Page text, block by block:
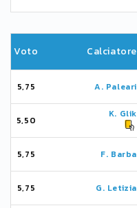
Voto Calciatore
5,75 A. Paleari
5,50
K. Glik
5,75 F. Barba
5,75 G. Letizia